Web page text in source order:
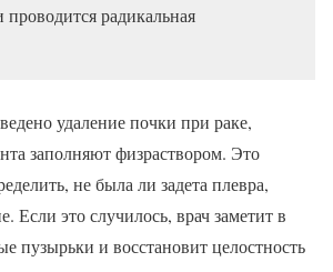
радикальная
удаление почки при раке,
заполняют физраствором. Это
не была ли задета плевра,
Если это случилось, врач заметит в
пузырьки и восстановит целостность